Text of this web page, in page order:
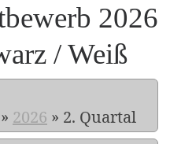
2026
/ Weiß
» 2026 » 2. Quartal